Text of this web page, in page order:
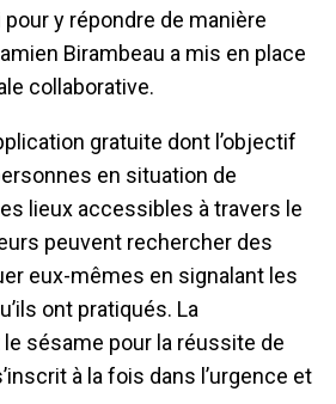
y répondre de manière
Birambeau a mis en place
collaborative.
gratuite dont l’objectif
en situation de
lieux accessibles à travers le
peuvent rechercher des
eux-mêmes en signalant les
ont pratiqués. La
sésame pour la réussite de
à la fois dans l’urgence et